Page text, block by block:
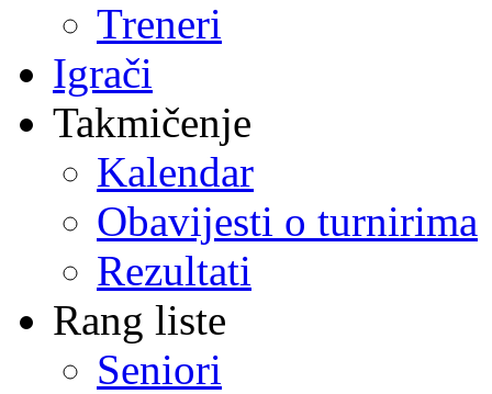
Treneri
Igrači
Takmičenje
Kalendar
Obavijesti o turnirima
Rezultati
Rang liste
Seniori